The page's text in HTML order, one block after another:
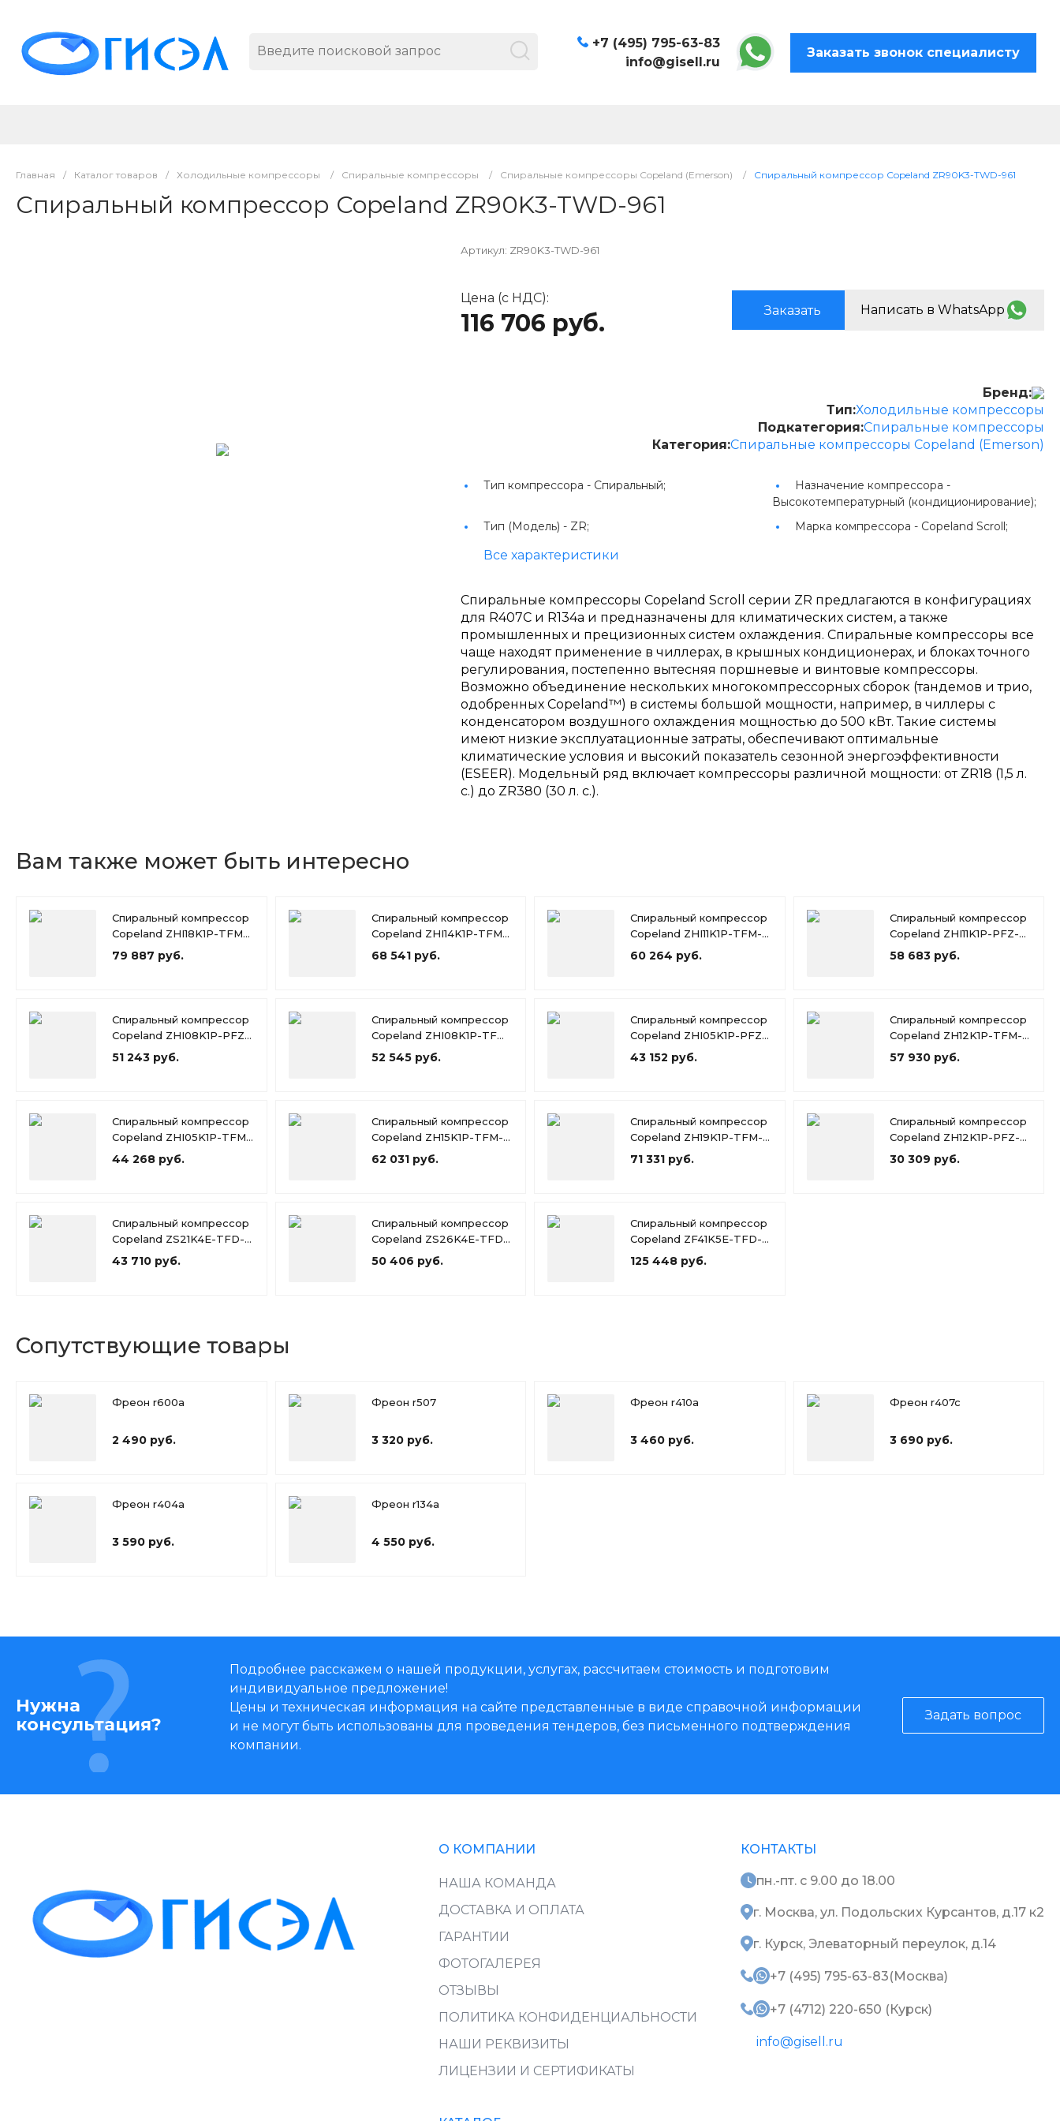
+7 (495) 795-63-83
info@gisell.ru
Заказать звонок специалисту
Главная / Каталог товаров / Холодильные компрессоры / Спиральные компрессоры / Спиральные компрессоры Copeland (Emerson) / Спиральный компрессор Copeland ZR90K3-TWD-961
Спиральный компрессор Copeland ZR90K3-TWD-961
Артикул: ZR90K3-TWD-961
Цена (с НДС):
116 706 руб. Заказать Написать в WhatsApp
Бренд:
Тип:Холодильные компрессоры
Подкатегория:Спиральные компрессоры
Категория:Спиральные компрессоры Copeland (Emerson)
Тип компрессора - Спиральный;
Назначение компрессора -
Высокотемпературный (кондиционирование);
Тип (Модель) - ZR; Марка компрессора - Copeland Scroll;
Все характеристики
Спиральные компрессоры Copeland Scroll серии ZR предлагаются в конфигурациях
для R407C и R134a и предназначены для климатических систем, а также
промышленных и прецизионных систем охлаждения. Спиральные компрессоры все
чаще находят применение в чиллерах, в крышных кондиционерах, и блоках точного
регулирования, постепенно вытесняя поршневые и винтовые компрессоры.
Возможно объединение нескольких многокомпрессорных сборок (тандемов и трио,
одобренных Copeland™) в системы большой мощности, например, в чиллеры с
конденсатором воздушного охлаждения мощностью до 500 кВт. Такие системы
имеют низкие эксплуатационные затраты, обеспечивают оптимальные
климатические условия и высокий показатель сезонной энергоэффективности
(ESEER). Модельный ряд включает компрессоры различной мощности: от ZR18 (1,5 л.
с.) до ZR380 (30 л. с.).
Вам также может быть интересно
Спиральный компрессор
Copeland ZHI18K1P-TFM-
426
79 887 руб.
Спиральный компрессор
Copeland ZHI14K1P-TFM-
526
68 541 руб.
Спиральный компрессор
Copeland ZHI11K1P-TFM-
426
60 264 руб.
Спиральный компрессор
Copeland ZHI11K1P-PFZ-
526
58 683 руб.
Спиральный компрессор
Copeland ZHI08K1P-PFZ-
526
51 243 руб.
Спиральный компрессор
Copeland ZHI08K1P-TFM-
426
52 545 руб.
Спиральный компрессор
Copeland ZHI05K1P-PFZ-
526
43 152 руб.
Спиральный компрессор
Copeland ZH12K1P-TFM-
424
57 930 руб.
Спиральный компрессор
Copeland ZHI05K1P-TFM-
426
44 268 руб.
Спиральный компрессор
Copeland ZH15K1P-TFM-
424
62 031 руб.
Спиральный компрессор
Copeland ZH19K1P-TFM-
424
71 331 руб.
Спиральный компрессор
Copeland ZH12K1P-PFZ-
424
30 309 руб.
Спиральный компрессор
Copeland ZS21K4E-TFD-
551
43 710 руб.
Спиральный компрессор
Copeland ZS26K4E-TFD-
551
50 406 руб.
Спиральный компрессор
Copeland ZF41K5E-TFD-
567
125 448 руб.
Сопутствующие товары
Фреон r600a
2 490 руб.
Фреон r507
3 320 руб.
Фреон r410a
3 460 руб.
Фреон r407c
3 690 руб.
Фреон r404a
3 590 руб.
Фреон r134a
4 550 руб.
Нужна
консультация?
Подробнее расскажем о нашей продукции, услугах, рассчитаем стоимость и подготовим
индивидуальное предложение!
Цены и техническая информация на сайте представленные в виде справочной информации
и не могут быть использованы для проведения тендеров, без письменного подтверждения
компании.
Задать вопрос
О КОМПАНИИ
НАША КОМАНДА
ДОСТАВКА И ОПЛАТА
ГАРАНТИИ
ФОТОГАЛЕРЕЯ
ОТЗЫВЫ
ПОЛИТИКА КОНФИДЕНЦИАЛЬНОСТИ
НАШИ РЕКВИЗИТЫ
ЛИЦЕНЗИИ И СЕРТИФИКАТЫ
КОНТАКТЫ
пн.-пт. с 9.00 до 18.00
г. Москва, ул. Подольских Курсантов, д.17 к2
г. Курск, Элеваторный переулок, д.14
+7 (495) 795-63-83(Москва)
+7 (4712) 220-650 (Курск)
info@gisell.ru